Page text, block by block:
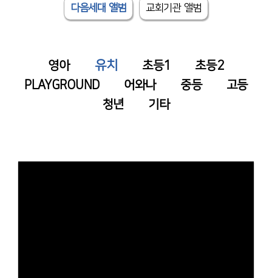
다음세대 앨범 교회기관 앨범
영아 유치 초등1
초등2
PLAYGROUND
어와나 중등
고등
청년
기타